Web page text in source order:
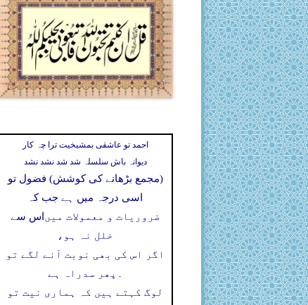
احمد تو عاشقی بمشیخیت ترا چہ کار
دیوانہ باش سلسلہ شد شد نشد نشد
(مجمع بڑھانے کی کوشش) فضول تو
اسی درجہ میں ہے جب کہ
اس سے ضروریات و معمولات میں
خلل نہ ہو،
اگر اس کی بھی نوبت آنے لگے تو
پھر سدراہ ہے ۔
لوگ کہتے ہیں کہ ہماری نیت تو